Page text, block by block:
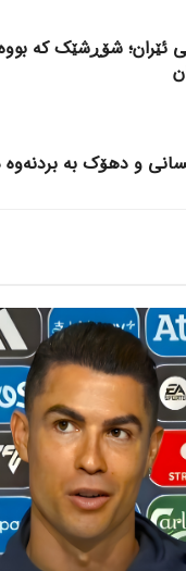
شۆڕشێک کە
و دهۆك به‌ بردنه‌وه‌